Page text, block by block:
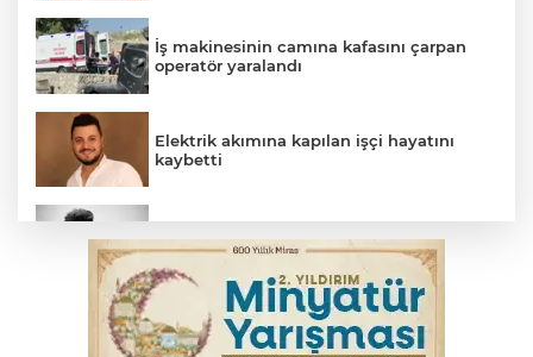
İş makinesinin camına kafasını çarpan
operatör yaralandı
Elektrik akımına kapılan işçi hayatını
kaybetti
sevenlerini yasa boğdu
Babasını ziyarete giderken kazada
hayatını kaybetti